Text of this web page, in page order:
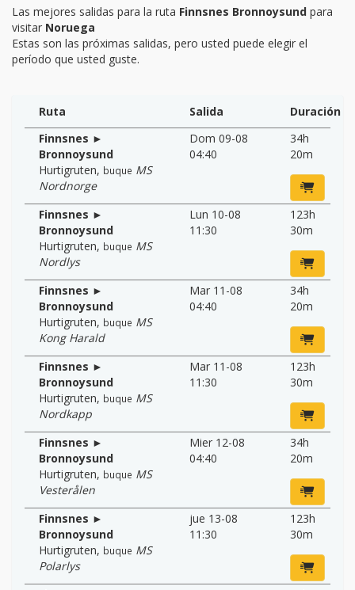
Las mejores salidas para la ruta Finnsnes Bronnoysund para
visitar Noruega
Estas son las próximas salidas, pero usted puede elegir el
período que usted guste.
Ruta Salida
Duración
Finnsnes ►
Bronnoysund
Hurtigruten, buque MS
Nordnorge
Dom 09-08
04:40
34h
20m
Finnsnes ►
Bronnoysund
Hurtigruten, buque MS
Nordlys
Lun 10-08
11:30
123h
30m
Finnsnes ►
Bronnoysund
Hurtigruten, buque MS
Kong Harald
Mar 11-08
04:40
34h
20m
Finnsnes ►
Bronnoysund
Hurtigruten, buque MS
Nordkapp
Mar 11-08
11:30
123h
30m
Finnsnes ►
Bronnoysund
Hurtigruten, buque MS
Vesterålen
Mier 12-08
04:40
34h
20m
Finnsnes ►
Bronnoysund
Hurtigruten, buque MS
Polarlys
jue 13-08
11:30
123h
30m